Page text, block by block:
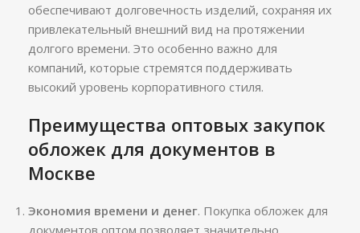
обеспечивают долговечность изделий, сохраняя их
привлекательный внешний вид на протяжении
долгого времени. Это особенно важно для
компаний, которые стремятся поддерживать
высокий уровень корпоративного стиля.
Преимущества оптовых закупок
обложек для документов в
Москве
Экономия времени и денег. Покупка обложек для